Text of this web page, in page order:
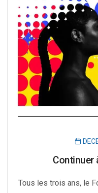
Continuer
Tous les trois ans, le